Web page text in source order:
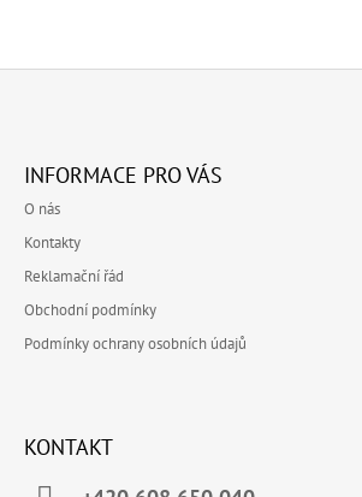
INFORMACE PRO VÁS
O nás
Kontakty
Reklamační řád
Obchodní podmínky
Podmínky ochrany osobních údajů
KONTAKT